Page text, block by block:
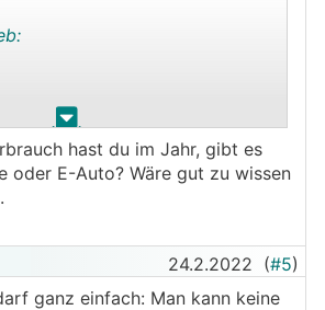
. .
Ich plane eine PV Anlage auf
mit 20° Süd-Ausrichtung. Nun
Anlage empfohlen.
hast du im Jahr, gibt es
oder E-Auto? Wäre gut zu wissen
24.2.2022 (#5)
ganz einfach: Man kann keine